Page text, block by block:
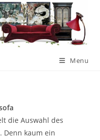
Menu
die Auswahl des
Denn kaum ein